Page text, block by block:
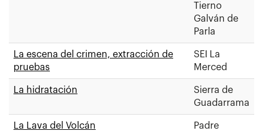
Tierno
Galván de
Parla
La escena del crimen, extracción de
pruebas
SEI La
Merced
La hidratación
Sierra de
Guadarrama
La Lava del Volcán
Padre